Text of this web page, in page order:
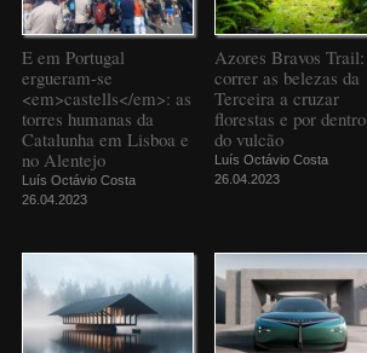
E em Portugal
ergueram-se
<em>castells</em>: as
torres humanas da
Catalunha em Lisboa e
no Alentejo
Luís Octávio Costa
26.04.2023
Azores Bravos Trail:
correr as belezas da
Terceira a cruzar
florestas e por dentro
do vulcão
Luís Octávio Costa
26.04.2023